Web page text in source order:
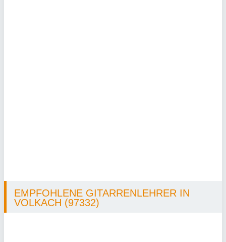
EMPFOHLENE GITARRENLEHRER IN
VOLKACH (97332)